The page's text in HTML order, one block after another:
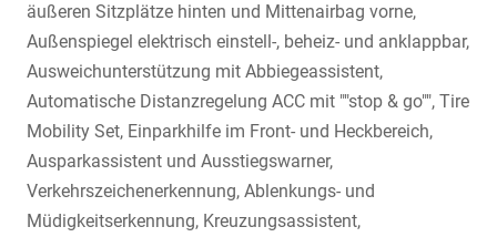
äußeren Sitzplätze hinten und Mittenairbag vorne,
Außenspiegel elektrisch einstell-, beheiz- und anklappbar,
Ausweichunterstützung mit Abbiegeassistent,
Automatische Distanzregelung ACC mit ""stop & go"", Tire
Mobility Set, Einparkhilfe im Front- und Heckbereich,
Ausparkassistent und Ausstiegswarner,
Verkehrszeichenerkennung, Ablenkungs- und
Müdigkeitserkennung, Kreuzungsassistent,